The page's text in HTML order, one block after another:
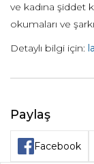
ve kadına şiddet
okumaları ve
Detaylı bilgi için:
Paylaş
Facebook